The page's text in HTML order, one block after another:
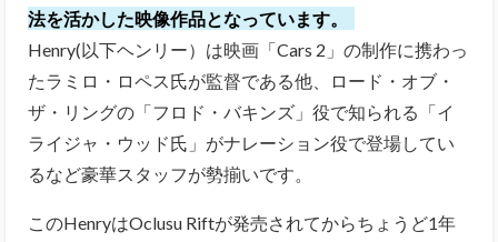
法を活かした映像作品となっています。
Henry(以下ヘンリー）は映画「Cars 2」の制作に携わっ
たラミロ・ロペス氏が監督である他、ロード・オブ・
ザ・リングの「フロド・バキンズ」役で知られる「イ
ライジャ・ウッド氏」がナレーション役で登場してい
るなど豪華スタッフが勢揃いです。
このHenryはOclusu Riftが発売されてからちょうど1年